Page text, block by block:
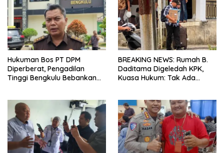
Hukuman Bos PT DPM
Diperberat, Pengadilan
Tinggi Bengkulu Bebankan
BREAKING NEWS: Rumah B.
Daditama Digeledah KPK,
Kuasa Hukum: Tak Ada